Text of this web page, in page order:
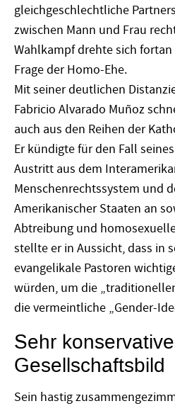
gleichgeschlechtliche
zwischen Mann und Frau
Wahlkampf drehte sich
Frage der Homo-Ehe.
Mit seiner deutlichen
Fabricio Alvarado Muñoz
auch aus den Reihen der
Er kündigte für den Fall
Austritt aus dem
Menschenrechtssystem und
Amerikanischer Staaten an
Abtreibung und
stellte er in Aussicht, dass in
evangelikale Pastoren
würden, um die
die vermeintliche „Gender-
Sehr
Gesellschaftsbild
Sein hastig